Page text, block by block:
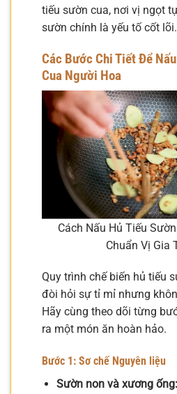
tiếu sườn cua, nơi vị ngọt
sườn chính là yếu tố cốt lõi.
Các Bước Chi Tiết Để
Cua Người Hoa
Cách Nấu Hủ Tiếu
Chuẩn Vị Gia
Quy trình chế biến hủ tiếu
đòi hỏi sự tỉ mỉ nhưng
Hãy cùng theo dõi từng
ra một món ăn hoàn hảo.
Bước 1: Sơ chế Nguyên liệu
Sườn non và xương ống: